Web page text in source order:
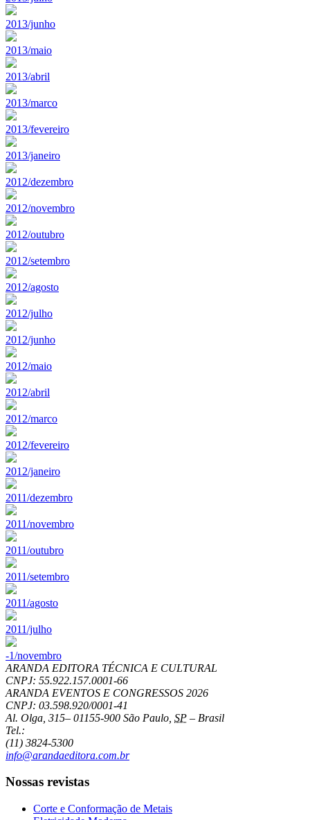
2013/junho
2013/maio
2013/abril
2013/marco
2013/fevereiro
2013/janeiro
2012/dezembro
2012/novembro
2012/outubro
2012/setembro
2012/agosto
2012/julho
2012/junho
2012/maio
2012/abril
2012/marco
2012/fevereiro
2012/janeiro
2011/dezembro
2011/novembro
2011/outubro
2011/setembro
2011/agosto
2011/julho
-1/novembro
ARANDA EDITORA TÉCNICA E CULTURAL
CNPJ: 55.922.157.0001-66
ARANDA EVENTOS E CONGRESSOS 2026
CNPJ: 03.598.920/0001-41
Al. Olga, 315– 01155-900 São Paulo SP – Brasil
Tel.:
(11) 3824-5300
info@arandaeditora.com.br
Nossas revistas
Corte e Conformação de Metais